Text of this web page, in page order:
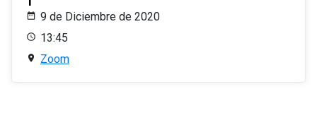
9 de Diciembre de 2020
13:45
Zoom